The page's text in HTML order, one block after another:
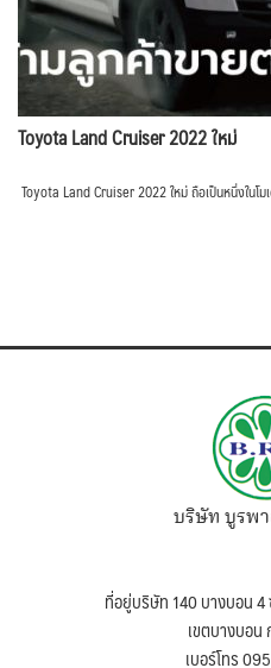
Toyota Land Cruiser 2022 ใหม่
Toyota Land Cruiser 2022 ใหม่ ถือเป็นหนึ่งในโ
บริษัท บูรพ
ที่อยู่บริษัท 140 บางบอน
เขตบางบอ
เบอร์โทร